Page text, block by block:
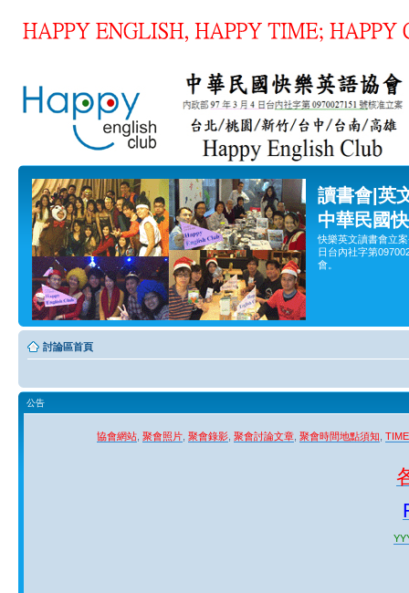
讀書會|英
中華民國
快樂英文讀書會立
日台內社字第
會。
討論區首頁
公告
協會網站 聚會照片 聚會錄影 聚會討論文章 聚會時間地點須知